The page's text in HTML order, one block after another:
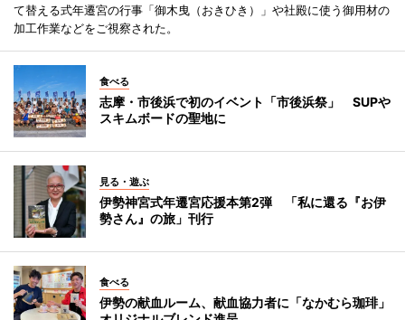
て替える式年遷宮の行事「御木曳（おきひき）」や社殿に使う御用材の
加工作業などをご視察された。
食べる
志摩・市後浜で初のイベント「市後浜祭」 SUPや
スキムボードの聖地に
見る・遊ぶ
伊勢神宮式年遷宮応援本第2弾 「私に還る『お伊
勢さん』の旅」刊行
食べる
伊勢の献血ルーム、献血協力者に「なかむら珈琲」